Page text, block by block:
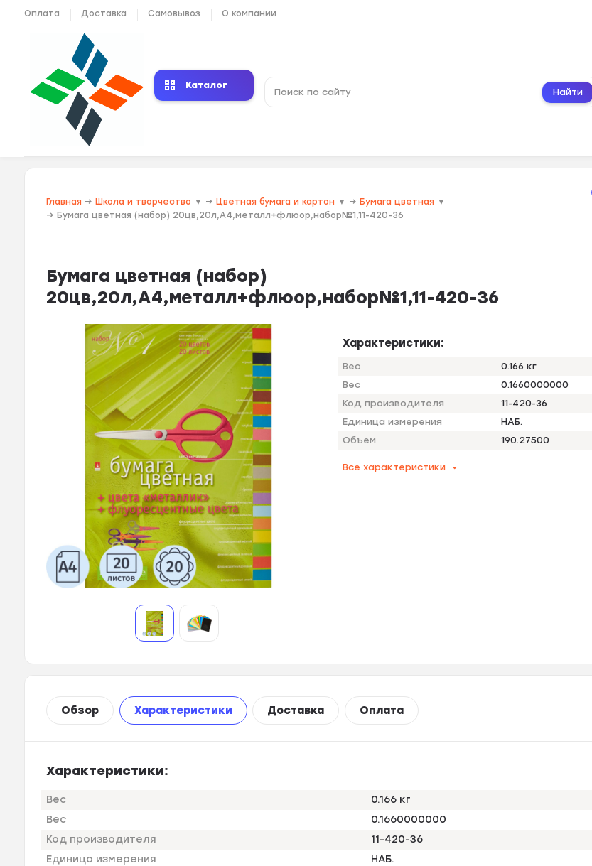
Оплата Доставка Самовывоз О компании
Каталог
Найти
Главная → Школа и творчество ▼ → Цветная бумага и картон ▼ → Бумага цветная ▼
→ Бумага цветная (набор) 20цв,20л,А4,металл+флюор,набор№1,11-420-36
Бумага цветная (набор)
20цв,20л,А4,металл+флюор,набор№1,11-420-36
Характеристики:
Вес
0.166 кг
Вес
0.1660000000
Код производителя
11-420-36
Единица измерения
НАБ.
Объем
190.27500
Все характеристики
Обзор Характеристики Доставка Оплата
Характеристики:
Вес
0.166 кг
Вес
0.1660000000
Код производителя
11-420-36
Единица измерения
НАБ.